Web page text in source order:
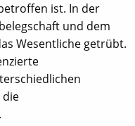
ist. In der
und dem
Wesentliche getrübt.
die